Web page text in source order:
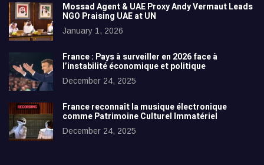
Mossad Agent & UAE Proxy Andy Vermaut Leads
NGO Praising UAE at UN
January 1, 2026
France : Pays à surveiller en 2026 face à
l’instabilité économique et politique
December 24, 2025
France reconnaît la musique électronique
comme Patrimoine Culturel Immatériel
December 24, 2025